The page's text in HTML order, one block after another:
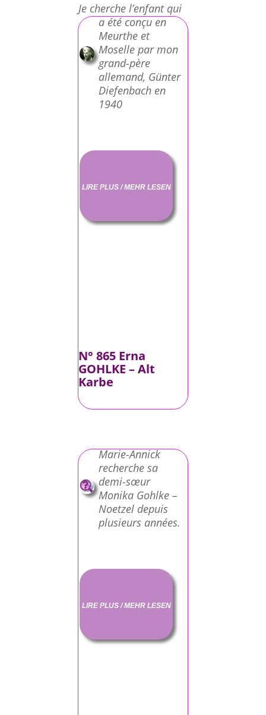
Je cherche l’enfant qui
a été conçu en
Meurthe et
Moselle par mon
grand-père
allemand, Günter
Diefenbach en
1940
LIRE PLUS / MEHR LESEN
N° 865 Erna
GOHLKE – Alt
Karbe
Marie-Annick
recherche sa
demi-sœur
Monika Gohlke –
Noetzel depuis
plusieurs années.
LIRE PLUS / MEHR LESEN